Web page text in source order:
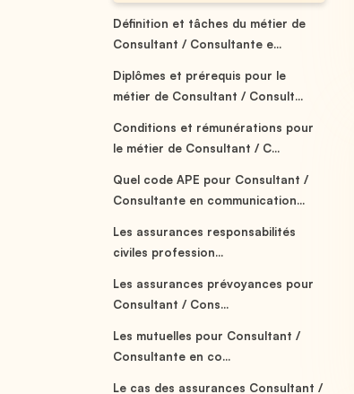
Définition et tâches du métier de
Consultant / Consultante e...
Diplômes et prérequis pour le
métier de Consultant / Consult...
Conditions et rémunérations pour
le métier de Consultant / C...
Quel code APE pour Consultant /
Consultante en communication...
Les assurances responsabilités
civiles profession...
Les assurances prévoyances pour
Consultant / Cons...
Les mutuelles pour Consultant /
Consultante en co...
Le cas des assurances Consultant /